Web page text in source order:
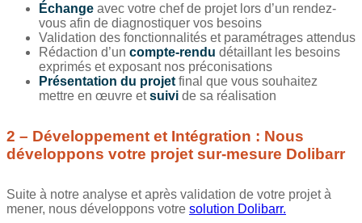
Échange avec votre chef de projet lors d’un rendez-
vous afin de diagnostiquer vos besoins
Validation des fonctionnalités et paramétrages attendus
Rédaction d’un compte-rendu détaillant les besoins
exprimés et exposant nos préconisations
Présentation du projet final que vous souhaitez
mettre en œuvre etsuivi de sa réalisation
2 – Développement et Intégration : Nous
développons votre projet sur-mesure Dolibarr
Suite à notre analyse et après validation de votre projet à
mener, nous développons votre solution Dolibarr.